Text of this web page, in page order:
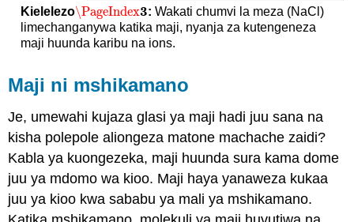
Kielelezo\PageIndex3
\PageIndex3: Wakati chumvi la meza (NaCl)
limechanganywa katika maji, nyanja za kutengeneza
maji huunda karibu na ions.
Maji ni mshikamano
Je, umewahi kujaza glasi ya maji hadi juu sana na
kisha polepole aliongeza matone machache zaidi?
Kabla ya kuongezeka, maji huunda sura kama dome
juu ya mdomo wa kioo. Maji haya yanaweza kukaa
juu ya kioo kwa sababu ya mali ya mshikamano.